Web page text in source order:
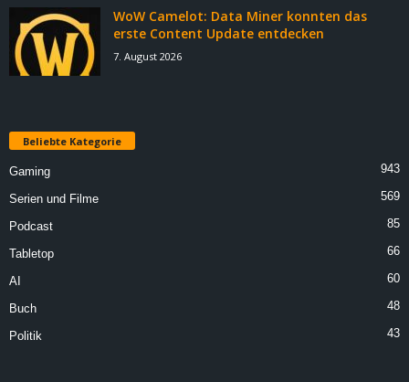
WoW Camelot: Data Miner konnten das
erste Content Update entdecken
7. August 2026
Beliebte Kategorie
Gaming 943
Serien und Filme 569
Podcast 85
Tabletop 66
AI 60
Buch 48
Politik 43